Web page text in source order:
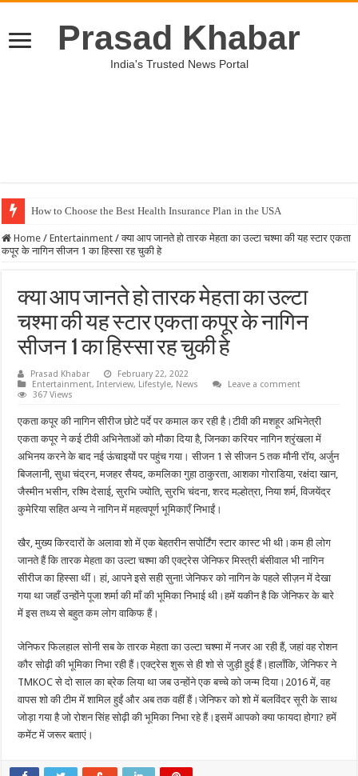
Prasad Khabar
India's Trusted News Portal
How to Choose the Best Health Insurance Plan in the USA
Home / Entertainment / क्या आप जानते हो तारक मेहता का उल्टा चश्मा की यह स्टार एकता
कपूर के नागिन सीजन 1 का हिस्सा रह चुकी हे
क्या आप जानते हो तारक मेहता का उल्टा
चश्मा की यह स्टार एकता कपूर के नागिन
सीजन 1 का हिस्सा रह चुकी हे
Prasad Khabar
February 22, 2022
Entertainment,Interview, Lifestyle, News
Leave a comment
367 Views
एकता कपूर की नागिन सीरीज छोटे पर्दे पर कमाल कर रही है।टीवी की मशहूर अभिनेत्री
एकता कपूर ने कई टीवी अभिनेताओं को मौका दिया है, जिनका करियर नागिन श्रृंखला में
अभिनय करने के बाद नई ऊंचाइयों पर पहुंच गया। सीजन 1 से सीजन 5 तक मौनी रॉय, अर्जुन
बिजलानी, सुधा चंद्रन, मजहर सैयद, कमलिका गुहा ठाकुरता, आशका गोराडिया, रक्षंदा खान,
जैस्मीन भसीन, रश्मि देसाई, सुरभि ज्योति, सुरभि चंदना, शरद मल्होत्रा, निया शर्म, विजयेंद्र
कुमेरिया सहित अन्य ने नागिन में महत्वपूर्ण भूमिकाएँ निभाईं।
खैर, मुख्य किरदारों के अलावा शो में एक बेहतरीन सपोर्टिंग स्टार कास्ट भी थी।कम ही लोग
जानते हैं कि तारक मेहता का उल्टा चश्मा की एक्ट्रेस जेनिफर मिस्त्री बंसीवाल भी नागिन
सीरीज का हिस्सा थीं। हां, आपने इसे सही सुना! जेनिफर को नागिन के पहले सीज़न में देखा
गया था जहाँ उन्होंने पूजा शर्मा की माँ की भूमिका निभाई थी।हमें यकीन है कि जेनिफर के बारे
में इस तथ्य से बहुत कम लोग वाकिफ हैं।
जेनिफर फिलहाल सोनी सब के तारक मेहता का उल्टा चश्मा में नजर आ रही हैं, जहां वह रोशन
कौर सोढ़ी की भूमिका निभा रही हैं।एक्ट्रेस शुरू से ही शो से जुड़ी हुई हैं।हालाँकि, जेनिफर ने
TMKOC से दो साल का ब्रेक लिया था जब उन्होंने एक बच्चे को जन्म दिया।2016 में, वह
वापस शो की टीम में शामिल हुईं और अब तक वहीं हैं।जेनिफर को शो में बलविंदर सूरी के साथ
जोड़ा गया है जो रोशन सिंह सोढ़ी की भूमिका निभा रहे हैं।इसमें आपको क्या फायदा होगा? हमें
कमेंट में जरूर बताएं।